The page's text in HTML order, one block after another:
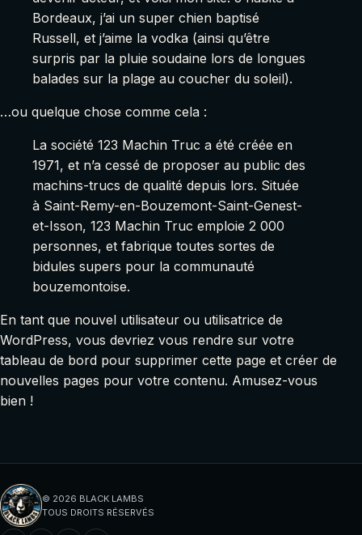
Bordeaux, j’ai un super chien baptisé
Russell, et j’aime la vodka (ainsi qu’être
surpris par la pluie soudaine lors de longues
balades sur la plage au coucher du soleil).
…ou quelque chose comme cela :
La société 123 Machin Truc a été créée en
1971, et n’a cessé de proposer au public des
machins-trucs de qualité depuis lors. Située
à Saint-Remy-en-Bouzemont-Saint-Genest-
et-Isson, 123 Machin Truc emploie 2 000
personnes, et fabrique toutes sortes de
bidules supers pour la communauté
bouzemontoise.
En tant que nouvel utilisateur ou utilisatrice de
WordPress, vous devriez vous rendre sur votre
tableau de bord pour supprimer cette page et créer de
nouvelles pages pour votre contenu. Amusez-vous
bien !
© 2026 BLACK LAMBS
TOUS DROITS RÉSERVÉS